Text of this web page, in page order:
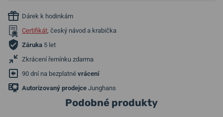
Dárek k hodinkám
Certifikát, český návod a krabička
Záruka 5 let
Zkrácení řemínku zdarma
90 dní na bezplatné vrácení
Autorizovaný prodejce Junghans
Podobné produkty